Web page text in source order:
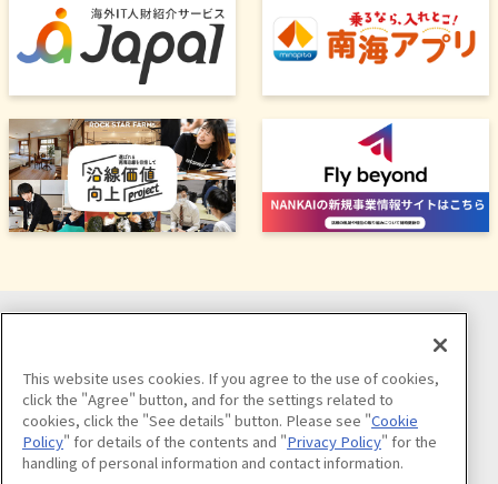
公式アカウント一覧
This website uses cookies. If you agree to the use of cookies,
click the "Agree" button, and for the settings related to
cookies, click the "See details" button. Please see "Cookie
Policy" for details of the contents and "Privacy Policy" for the
handling of personal information and contact information.